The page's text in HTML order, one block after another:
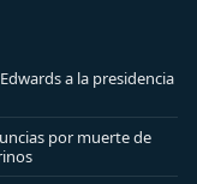
a la presidencia
por muerte de